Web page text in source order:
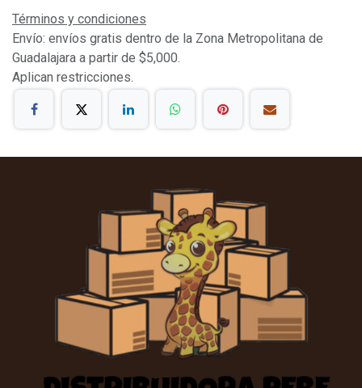
Términos y condiciones
Envío: envíos gratis dentro de la Zona Metropolitana de
Guadalajara a partir de $5,000.
Aplican restricciones.